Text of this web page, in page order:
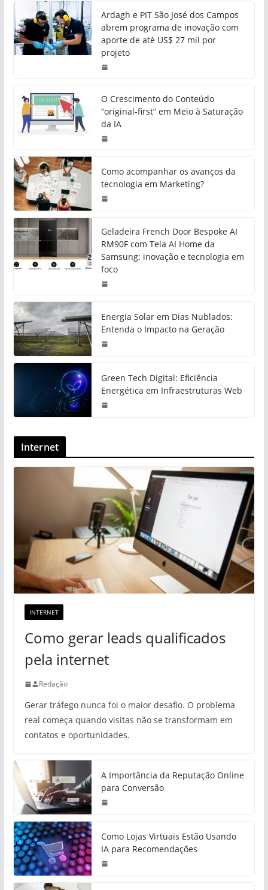
Ardagh e PIT São José dos Campos
abrem programa de inovação com
aporte de até US$ 27 mil por
projeto
O Crescimento do Conteúdo
“original-first” em Meio à Saturação
da IA
Como acompanhar os avanços da
tecnologia em Marketing?
Geladeira French Door Bespoke AI
RM90F com Tela AI Home da
Samsung: inovação e tecnologia em
foco
Energia Solar em Dias Nublados:
Entenda o Impacto na Geração
Green Tech Digital: Eficiência
Energética em Infraestruturas Web
Internet
INTERNET
Como gerar leads qualificados
pela internet
Redação
Gerar tráfego nunca foi o maior desafio. O problema
real começa quando visitas não se transformam em
contatos e oportunidades.
A Importância da Reputação Online
para Conversão
Como Lojas Virtuais Estão Usando
IA para Recomendações